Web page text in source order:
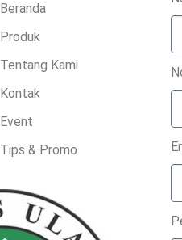
Beranda
Produk
Tentang Kami
Kontak
Event
Tips & Promo